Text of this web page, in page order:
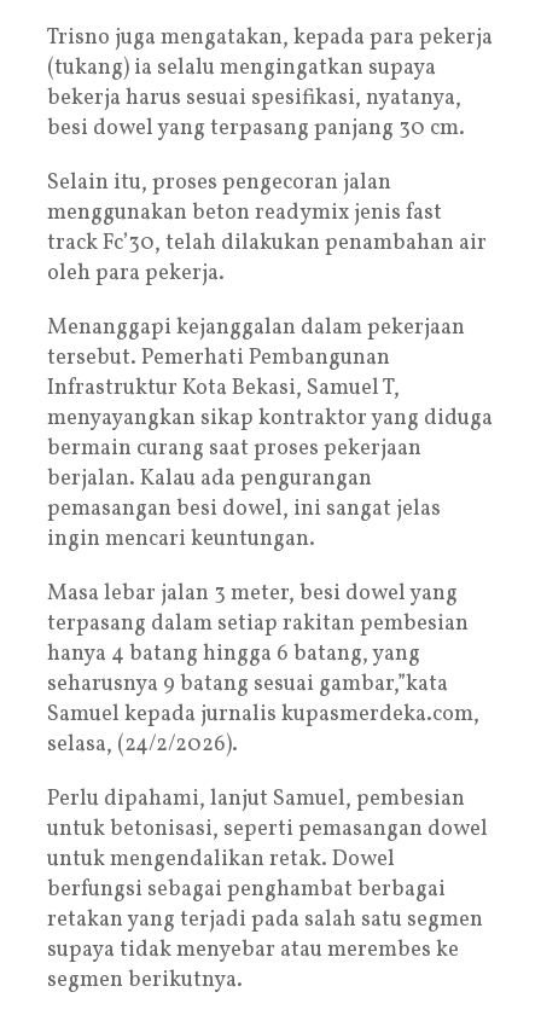
Trisno juga mengatakan, kepada para pekerja
(tukang) ia selalu mengingatkan supaya
bekerja harus sesuai spesifikasi, nyatanya,
besi dowel yang terpasang panjang 30 cm.
Selain itu, proses pengecoran jalan
menggunakan beton readymix jenis fast
track Fc’30, telah dilakukan penambahan air
oleh para pekerja.
Menanggapi kejanggalan dalam pekerjaan
tersebut. Pemerhati Pembangunan
Infrastruktur Kota Bekasi, Samuel T,
menyayangkan sikap kontraktor yang diduga
bermain curang saat proses pekerjaan
berjalan. Kalau ada pengurangan
pemasangan besi dowel, ini sangat jelas
ingin mencari keuntungan.
Masa lebar jalan 3 meter, besi dowel yang
terpasang dalam setiap rakitan pembesian
hanya 4 batang hingga 6 batang, yang
seharusnya 9 batang sesuai gambar,”kata
Samuel kepada jurnalis kupasmerdeka.com,
selasa, (24/2/2026).
Perlu dipahami, lanjut Samuel, pembesian
untuk betonisasi, seperti pemasangan dowel
untuk mengendalikan retak. Dowel
berfungsi sebagai penghambat berbagai
retakan yang terjadi pada salah satu segmen
supaya tidak menyebar atau merembes ke
segmen berikutnya.